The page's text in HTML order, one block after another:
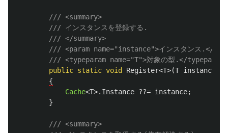
/// <summary>
/// インスタンスを登録する.
/// </summary>
/// <param name="instance">インスタンス.</
/// <typeparam name="T">対象の型.</typeparam>
public static void Register<T>(T instance
{
Cache<T>. Instance ??= instance;
}
/// <summary>